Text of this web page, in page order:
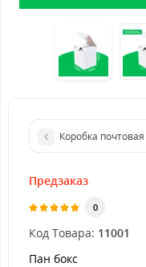
Предзаказ
0
Код Товара: 11001
Пан бокс